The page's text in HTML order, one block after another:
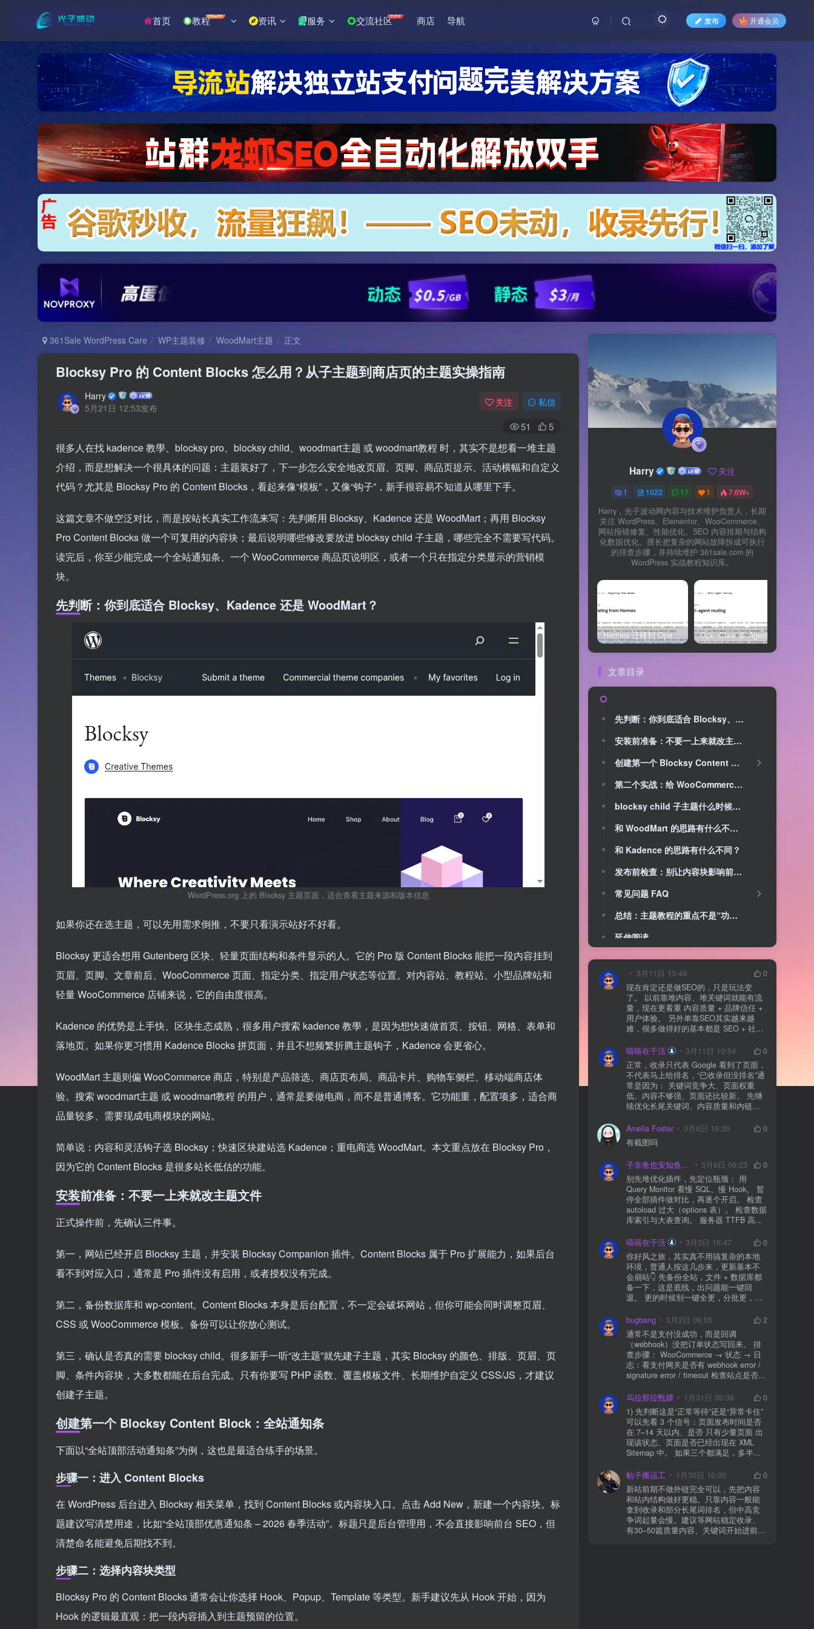
首页 教程NEW 资讯 服务 交流社区+99 商店 导航 发布 开通会员
361Sale WordPress Care WP主题装修 WoodMart主题 正文
Blocksy Pro 的 Content Blocks 怎么用？从子主题到商店页的主题实操指南
Harry
5月21日 12:53发布
关注 私信
51 5
很多人在找 kadence 教學、blocksy pro、blocksy child、woodmart主题 或 woodmart教程 时，其实不是想看一堆主题
介绍，而是想解决一个很具体的问题：主题装好了，下一步怎么安全地改页眉、页脚、商品页提示、活动横幅和自定义
代码？尤其是 Blocksy Pro 的 Content Blocks，看起来像“模板”，又像“钩子”，新手很容易不知道从哪里下手。
这篇文章不做空泛对比，而是按站长真实工作流来写：先判断用 Blocksy、Kadence 还是 WoodMart；再用 Blocksy
Pro Content Blocks 做一个可复用的内容块；最后说明哪些修改要放进 blocksy child 子主题，哪些完全不需要写代码。
读完后，你至少能完成一个全站通知条、一个 WooCommerce 商品页说明区，或者一个只在指定分类显示的营销模
块。
先判断：你到底适合 Blocksy、Kadence 还是 WoodMart？
WordPress.org 上的 Blocksy 主题页面，适合查看主题来源和版本信息
如果你还在选主题，可以先用需求倒推，不要只看演示站好不好看。
Blocksy 更适合想用 Gutenberg 区块、轻量页面结构和条件显示的人。它的 Pro 版 Content Blocks 能把一段内容挂到
页眉、页脚、文章前后、WooCommerce 页面、指定分类、指定用户状态等位置。对内容站、教程站、小型品牌站和
轻量 WooCommerce 店铺来说，它的自由度很高。
Kadence 的优势是上手快、区块生态成熟，很多用户搜索 kadence 教學，是因为想快速做首页、按钮、网格、表单和
落地页。如果你更习惯用 Kadence Blocks 拼页面，并且不想频繁折腾主题钩子，Kadence 会更省心。
WoodMart 主题则偏 WooCommerce 商店，特别是产品筛选、商店页布局、商品卡片、购物车侧栏、移动端商店体
验。搜索 woodmart主题 或 woodmart教程 的用户，通常是要做电商，而不是普通博客。它功能重，配置项多，适合商
品量较多、需要现成电商模块的网站。
简单说：内容和灵活钩子选 Blocksy；快速区块建站选 Kadence；重电商选 WoodMart。本文重点放在 Blocksy Pro，
因为它的 Content Blocks 是很多站长低估的功能。
安装前准备：不要一上来就改主题文件
正式操作前，先确认三件事。
第一，网站已经开启 Blocksy 主题，并安装 Blocksy Companion 插件。Content Blocks 属于 Pro 扩展能力，如果后台
看不到对应入口，通常是 Pro 插件没有启用，或者授权没有完成。
第二，备份数据库和 wp-content。Content Blocks 本身是后台配置，不一定会破坏网站，但你可能会同时调整页眉、
CSS 或 WooCommerce 模板。备份可以让你放心测试。
第三，确认是否真的需要 blocksy child。很多新手一听“改主题”就先建子主题，其实 Blocksy 的颜色、排版、页眉、页
脚、条件内容块，大多数都能在后台完成。只有你要写 PHP 函数、覆盖模板文件、长期维护自定义 CSS/JS，才建议
创建子主题。
创建第一个 Blocksy Content Block：全站通知条
下面以“全站顶部活动通知条”为例，这也是最适合练手的场景。
步骤一：进入 Content Blocks
在 WordPress 后台进入 Blocksy 相关菜单，找到 Content Blocks 或内容块入口。点击 Add New，新建一个内容块。标
题建议写清楚用途，比如“全站顶部优惠通知条 – 2026 春季活动”。标题只是后台管理用，不会直接影响前台 SEO，但
清楚命名能避免后期找不到。
步骤二：选择内容块类型
Blocksy Pro 的 Content Blocks 通常会让你选择 Hook、Popup、Template 等类型。新手建议先从 Hook 开始，因为
Hook 的逻辑最直观：把一段内容插入到主题预留的位置。
Harry 关注
1 1022 17 1 7.6W+
Harry，光子波动网内容与技术维护负责人，长期
关注 WordPress、Elementor、WooCommerce、
网站报错修复、性能优化、SEO 内容排期与结构
化数据优化。擅长把复杂的网站故障拆成可执行
的排查步骤，并持续维护 361sale.com 的
WordPress 实战教程知识库。
Hermes 迁移到 OpenClaw 上线清单：频道、定时任务、权限和回滚一次检查
文章目录
先判断：你到底适合 Blocksy、Kadence 还是 WoodMart？
安装前准备：不要一上来就改主题文件
创建第一个 Blocksy Content Block：全站通知条
第二个实战：给 WooCommerce 商品页加说明区
blocksy child 子主题什么时候必须用？
和 WoodMart 的思路有什么不同？
和 Kadence 的思路有什么不同？
发布前检查：别让内容块影响前台体验
常见问题 FAQ
总结：主题教程的重点不是“功能多”，而是可维护
延伸阅读
3月11日 13:49
0
现在肯定还是做SEO的，只是玩法变
了。 以前靠堆内容、堆关键词就能有流
量，现在更看重 内容质量 + 品牌信任 +
用户体验。 另外单靠SEO其实越来越
难，很多做得好的基本都是 SEO + 社媒
质还是一个长期获客渠道，但不能再当
成唯一渠道了。
嘻嘻在干活 3月11日 10:54
0
正常，收录只代表 Google 看到了页面，
不代表马上给排名，“已收录但没排名”通
常是因为： 关键词竞争大、页面权重
低、内容不够强、页面还比较新。 先继
续优化长尾关键词、内容质量和内链，
Amelia Foster
3月6日 16:20
0
有截图吗
子非鱼也安知鱼之乐 3月6日 09:23
0
别先堆优化插件，先定位瓶颈： 用
Query Monitor 看慢 SQL、慢 Hook。 暂
停全部插件做对比，再逐个开启。 检查
autoload 过大（options 表）。 检查数据
库索引与大表查询。 服务器 TTFB 高就
嘻嘻在干活
3月3日 16:47
0
你好风之旅，其实真不用搞复杂的本地
环境，普通人按这几步来，更新基本不
会崩站👇 先备份全站，文件 + 数据库都
备一下，这是底线，出问题能一键回
退。 更的时候别一键全更，分批更，先
立刻清缓存，去前台检查首页、文章
页、按钮、表单这些关键位置。 最好再
装个支持版本回滚的插件，万一崩了，
一秒切回旧版。 总结来说：先备份、分
批更、更完查、留退路，稳得很✅😎希望
能帮到你
bugbang 3月2日 09:55
2
通常不是支付没成功，而是回调
（webhook）没把订单状态写回来。 排
查步骤： WooCommerce → 状态 → 日
志：看支付网关是否有 webhook error /
signature error / timeout 检查站点是否被
全插件） 检查是否启用了“缓存结账页/接
口路径”（结账页和回调接口不应缓存）
看服务器错误日志是否有 500/致命错误
导致回调执行中断 解决方案： 放行 wp-
json、wc-api、支付网关回调 URL（按网
关文档配置） 关闭结账页的缓存与 JS
合并压缩测试一次 若使用 Cloudflare：
则
乌拉那拉甄嬛 1月31日 09:36
0
1) 先判断这是“正常等待”还是“异常卡住”
可以先看 3 个信号：页面发布时间是否
在 7–14 天以内、是否 只有少量页面 出
现该状态、页面是否已经出现在 XML
Sitemap 中。 如果三个都满足，多半属
手。 2) 什么情况下“等”是没用的？ 以下
情况基本不会靠时间自动解决：页面几
乎没有内链（孤立页）、内容与站内已
有页面高度相似、canonical 指向了别的
URL、同一主题短时间发布太多相似文
章。 这种情况下，Google 已经抓取，但
判断“当前不值得进入索引”。 3) 最有效
帖子搬运工 1月30日 10:00
0
新站前期不做外链完全可以，先把内容
和站内结构做好更稳。只靠内容一般能
拿到收录和部分长尾词排名，但中高竞
争词起量会慢。建议等网站稳定收录、
有30–50篇质量内容、关键词开始进前